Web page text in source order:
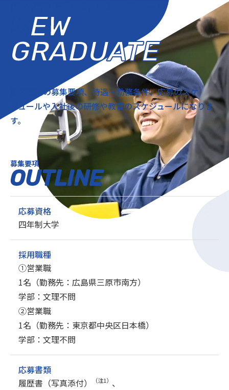
GRADUATE
新卒採用の募集要項、待遇・勤務条件、応募のスケ
ジュールや入社後の研修や教育のスケジュールになりま
す。
募集要項
OUTLINE
応募資格
四年制大学
採用職種
①営業職
1名（勤務先：広島県三原市南方）
学部：文理不問
②営業職
1名（勤務先：東京都中央区日本橋）
学部：文理不問
応募書類
履歴書（写真添付）
（注1） 、